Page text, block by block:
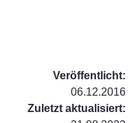
Veröffentlicht:
06.12.2016
Zuletzt aktualisiert: